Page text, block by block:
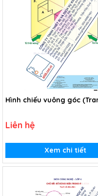
Hình chiếu vuông góc
Liên hệ
Xem chi tiết